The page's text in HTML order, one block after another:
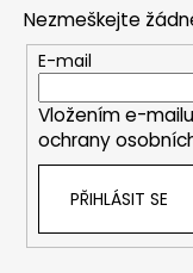
Nezmeškejte
E-mail
Vložením e-
ochrany
PŘIHLÁSIT SE